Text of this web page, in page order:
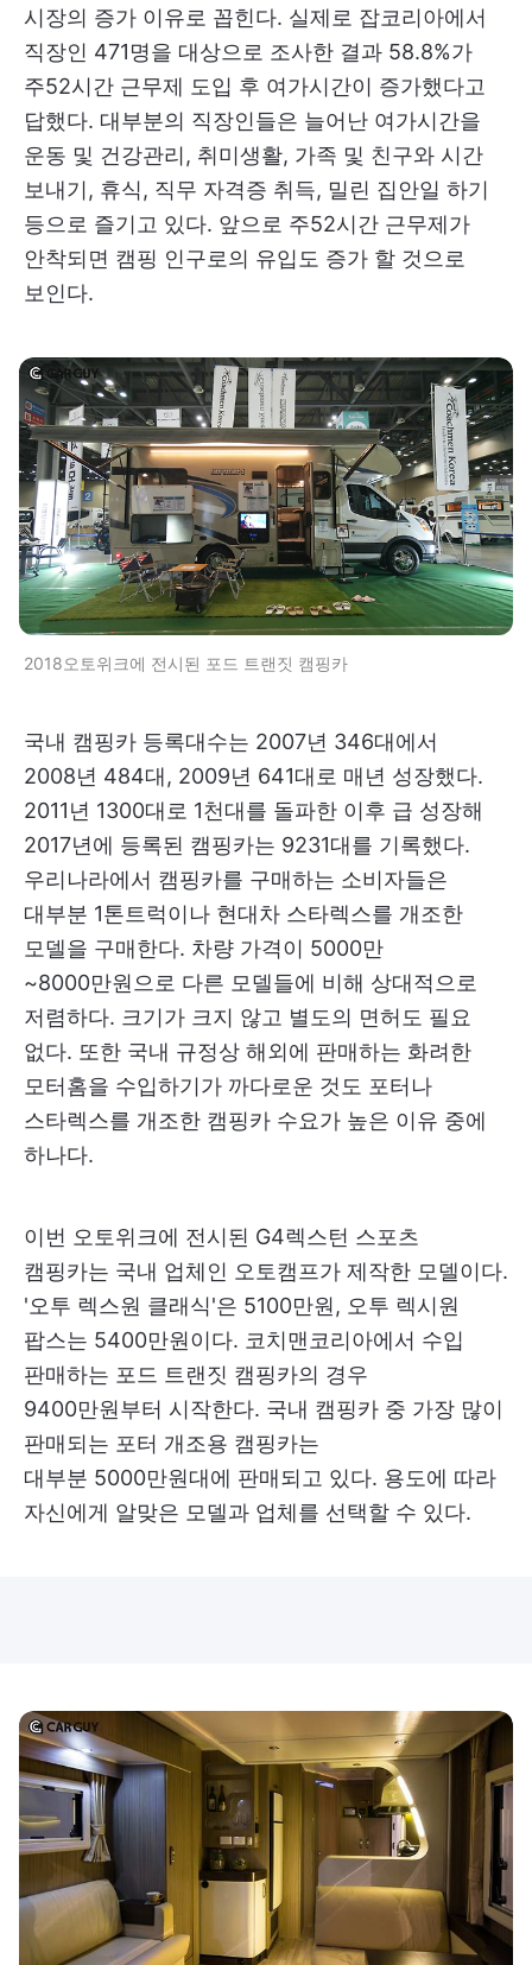
시장의 증가 이유로 꼽힌다. 실제로 잡코리아에서
직장인 471명을 대상으로 조사한 결과 58.8%가
주52시간 근무제 도입 후 여가시간이 증가했다고
답했다. 대부분의 직장인들은 늘어난 여가시간을
운동 및 건강관리, 취미생활, 가족 및 친구와 시간
보내기, 휴식, 직무 자격증 취득, 밀린 집안일 하기
등으로 즐기고 있다. 앞으로 주52시간 근무제가
안착되면 캠핑 인구로의 유입도 증가 할 것으로
보인다.
​2018오토위크에 전시된 포드 트랜짓 캠핑카
국내 캠핑카 등록대수는 2007년 346대에서
2008년 484대, 2009년 641대로 매년 성장했다.
2011년 1300대로 1천대를 돌파한 이후 급 성장해
2017년에 등록된 캠핑카는 9231대를 기록했다.
우리나라에서 캠핑카를 구매하는 소비자들은
대부분 1톤트럭이나 현대차 스타렉스를 개조한
모델을 구매한다. 차량 가격이 5000만
~8000만원으로 다른 모델들에 비해 상대적으로
저렴하다. 크기가 크지 않고 별도의 면허도 필요
없다. 또한 국내 규정상 해외에 판매하는 화려한
모터홈을 수입하기가 까다로운 것도 포터나
스타렉스를 개조한 캠핑카 수요가 높은 이유 중에
하나다.
이번 오토위크에 전시된 G4렉스턴 스포츠
캠핑카는 국내 업체인 오토캠프가 제작한 모델이다.
'오투 렉스원 클래식'은 5100만원, 오투 렉시원
팝스는 5400만원이다. 코치맨코리아에서 수입
판매하는 포드 트랜짓 캠핑카의 경우
9400만원부터 시작한다. 국내 캠핑카 중 가장 많이
판매되는 포터 개조용 캠핑카는
대부분 5000만원대에 판매되고 있다. 용도에 따라
자신에게 알맞은 모델과 업체를 선택할 수 있다.